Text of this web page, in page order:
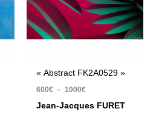
« Abstract FK2A0529 »
600€ – 1000€
Jean-Jacques FURET